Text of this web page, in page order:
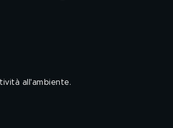
all'ambiente.